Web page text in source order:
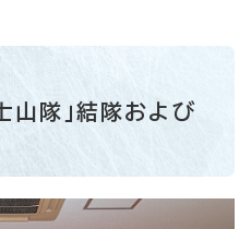
山隊」結隊および